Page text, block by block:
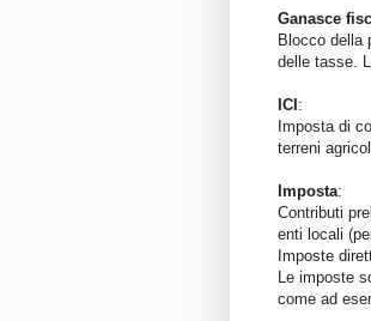
Ganasce
Blocco della
delle tasse.
ICI :
Imposta di
terreni
Imposta:
Contributi
enti locali
Imposte
Le imposte
come ad